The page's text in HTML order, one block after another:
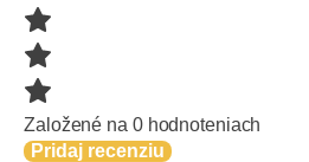
Založené na 0 hodnoteniach
Pridaj recenziu